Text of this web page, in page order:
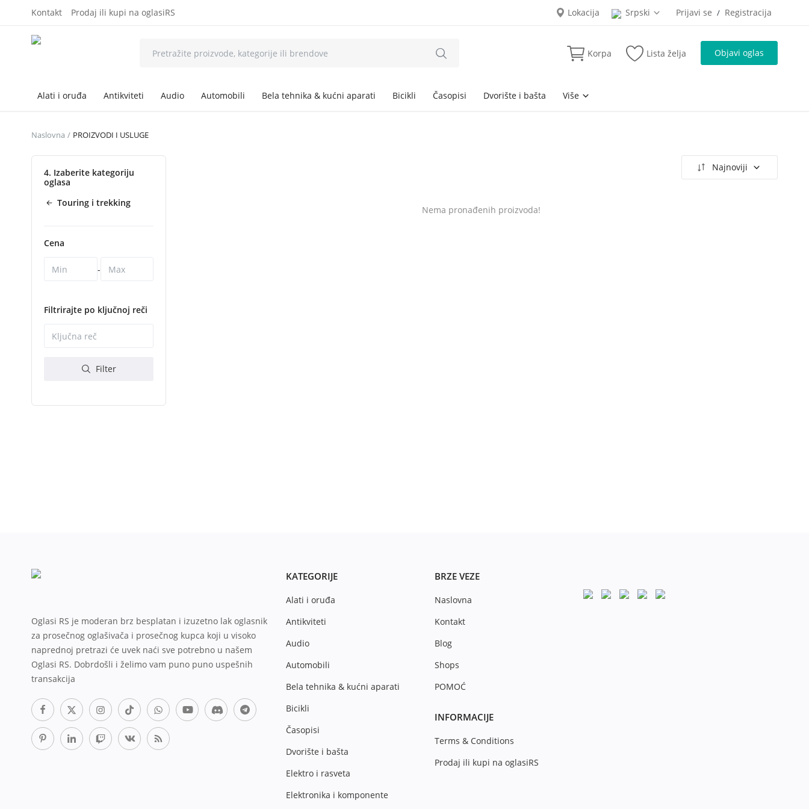
Kontakt Prodaj ili kupi na oglasiRS Lokacija Srpski Prijavi se / Registracija
Korpa Lista želja Objavi oglas
Alati i oruđa Antikviteti Audio Automobili Bela tehnika & kućni aparati Bicikli Časopisi Dvorište i bašta Više
Naslovna PROIZVODI I USLUGE
4. Izaberite kategoriju
oglasa
Touring i trekking
Cena
-
Filtrirajte po ključnoj reči
Filter
Najnoviji
Nema pronađenih proizvoda!
Oglasi RS je moderan brz besplatan i izuzetno lak oglasnik
za prosečnog oglašivača i prosečnog kupca koji u visoko
naprednoj pretrazi će uvek naći sve potrebno u našem
Oglasi RS. Dobrdošli i želimo vam puno puno uspešnih
transakcija
KATEGORIJE
Alati i oruđa
Antikviteti
Audio
Automobili
Bela tehnika & kućni aparati
Bicikli
Časopisi
Dvorište i bašta
Elektro i rasveta
Elektronika i komponente
BRZE VEZE
Naslovna
Kontakt
Blog
Shops
POMOĆ
INFORMACIJE
Terms & Conditions
Prodaj ili kupi na oglasiRS